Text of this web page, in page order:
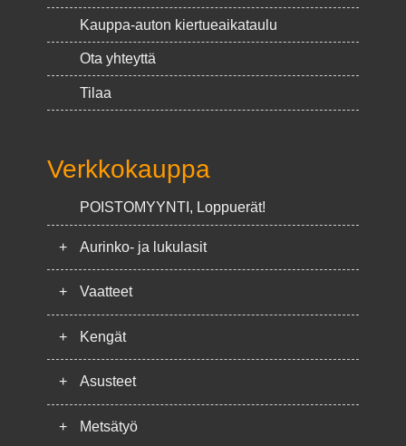
Kauppa-auton kiertueaikataulu
Ota yhteyttä
Tilaa
Verkkokauppa
POISTOMYYNTI, Loppuerät!
+ Aurinko- ja lukulasit
+ Vaatteet
+ Kengät
+ Asusteet
+ Metsätyö